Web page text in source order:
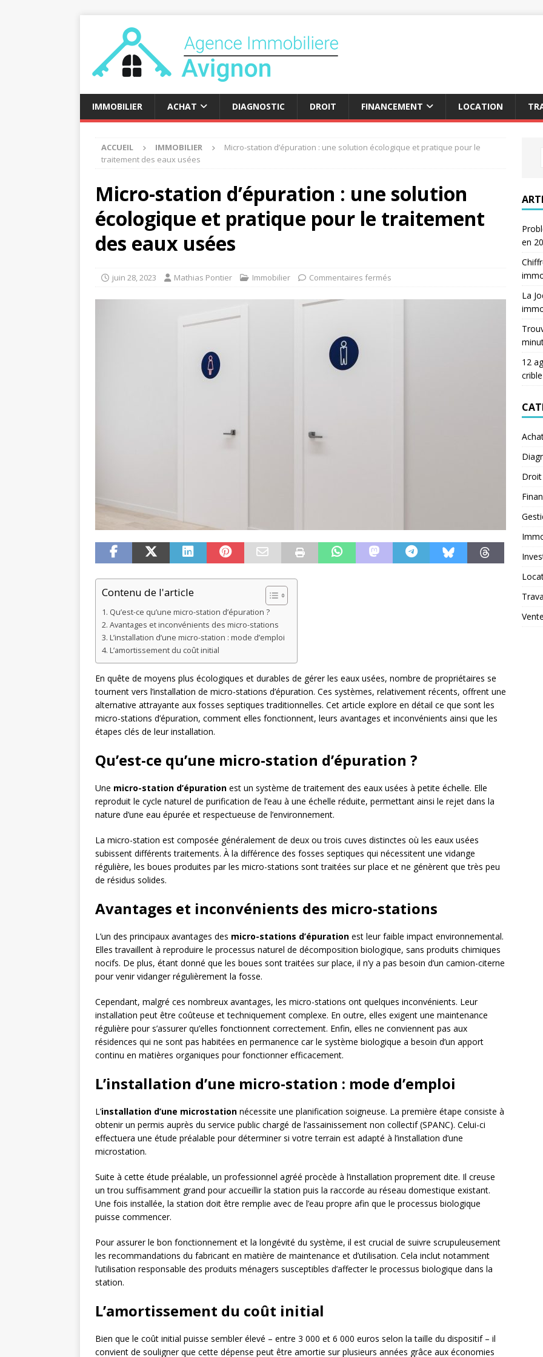
IMMOBILIER ACHAT DIAGNOSTIC DROIT FINANCEMENT LOCATION
ACCUEIL IMMOBILIER
Micro-station d’épuration : une solution écologique et pratique pour le
traitement des eaux usées
Micro-station d’épuration : une solution
écologique et pratique pour le traitement
des eaux usées
juin 28, 2023 Mathias Pontier Immobilier Commentaires fermés
Contenu de l'article
Qu’est-ce qu’une micro-station d’épuration ?
Avantages et inconvénients des micro-stations
L’installation d’une micro-station : mode d’emploi
L’amortissement du coût initial
En quête de moyens plus écologiques et durables de gérer les eaux usées, nombre de propriétaires se
tournent vers l’installation de micro-stations d’épuration. Ces systèmes, relativement récents, offrent une
alternative attrayante aux fosses septiques traditionnelles. Cet article explore en détail ce que sont les
micro-stations d’épuration, comment elles fonctionnent, leurs avantages et inconvénients ainsi que les
étapes clés de leur installation.
Qu’est-ce qu’une micro-station d’épuration ?
Une micro-station d’épuration est un système de traitement des eaux usées à petite échelle. Elle
reproduit le cycle naturel de purification de l’eau à une échelle réduite, permettant ainsi le rejet dans la
nature d’une eau épurée et respectueuse de l’environnement.
La micro-station est composée généralement de deux ou trois cuves distinctes où les eaux usées
subissent différents traitements. À la différence des fosses septiques qui nécessitent une vidange
régulière, les boues produites par les micro-stations sont traitées sur place et ne génèrent que très peu
de résidus solides.
Avantages et inconvénients des micro-stations
L’un des principaux avantages des micro-stations d’épuration est leur faible impact environnemental.
Elles travaillent à reproduire le processus naturel de décomposition biologique, sans produits chimiques
nocifs. De plus, étant donné que les boues sont traitées sur place, il n’y a pas besoin d’un camion-citerne
pour venir vidanger régulièrement la fosse.
Cependant, malgré ces nombreux avantages, les micro-stations ont quelques inconvénients. Leur
installation peut être coûteuse et techniquement complexe. En outre, elles exigent une maintenance
régulière pour s’assurer qu’elles fonctionnent correctement. Enfin, elles ne conviennent pas aux
résidences qui ne sont pas habitées en permanence car le système biologique a besoin d’un apport
continu en matières organiques pour fonctionner efficacement.
L’installation d’une micro-station : mode d’emploi
L’installation d’une microstation nécessite une planification soigneuse. La première étape consiste à
obtenir un permis auprès du service public chargé de l’assainissement non collectif (SPANC). Celui-ci
effectuera une étude préalable pour déterminer si votre terrain est adapté à l’installation d’une
microstation.
Suite à cette étude préalable, un professionnel agréé procède à l’installation proprement dite. Il creuse
un trou suffisamment grand pour accueillir la station puis la raccorde au réseau domestique existant.
Une fois installée, la station doit être remplie avec de l’eau propre afin que le processus biologique
puisse commencer.
Pour assurer le bon fonctionnement et la longévité du système, il est crucial de suivre scrupuleusement
les recommandations du fabricant en matière de maintenance et d’utilisation. Cela inclut notamment
l’utilisation responsable des produits ménagers susceptibles d’affecter le processus biologique dans la
station.
L’amortissement du coût initial
Bien que le coût initial puisse sembler élevé – entre 3 000 et 6 000 euros selon la taille du dispositif – il
convient de souligner que cette dépense peut être amortie sur plusieurs années grâce aux économies
en
La
12
crible
Droit
Vente